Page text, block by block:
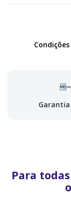
Condições
Para